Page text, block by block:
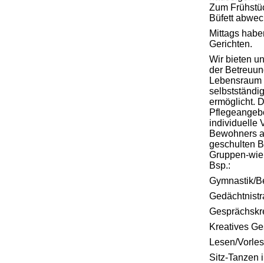
Zum
Büfett
Mittags
Gerichten.
Wir bieten
der
ermöglicht.
individuelle
Bewohners
geschulten
Gruppen-
Bsp.:
Gymnastik/
Kreatives
Lesen/
Sitz-Tanzen